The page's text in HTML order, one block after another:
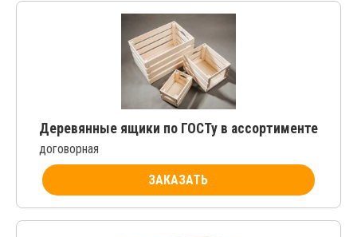
Деревянные ящики по ГОСТу в ассортименте
договорная
ЗАКАЗАТЬ